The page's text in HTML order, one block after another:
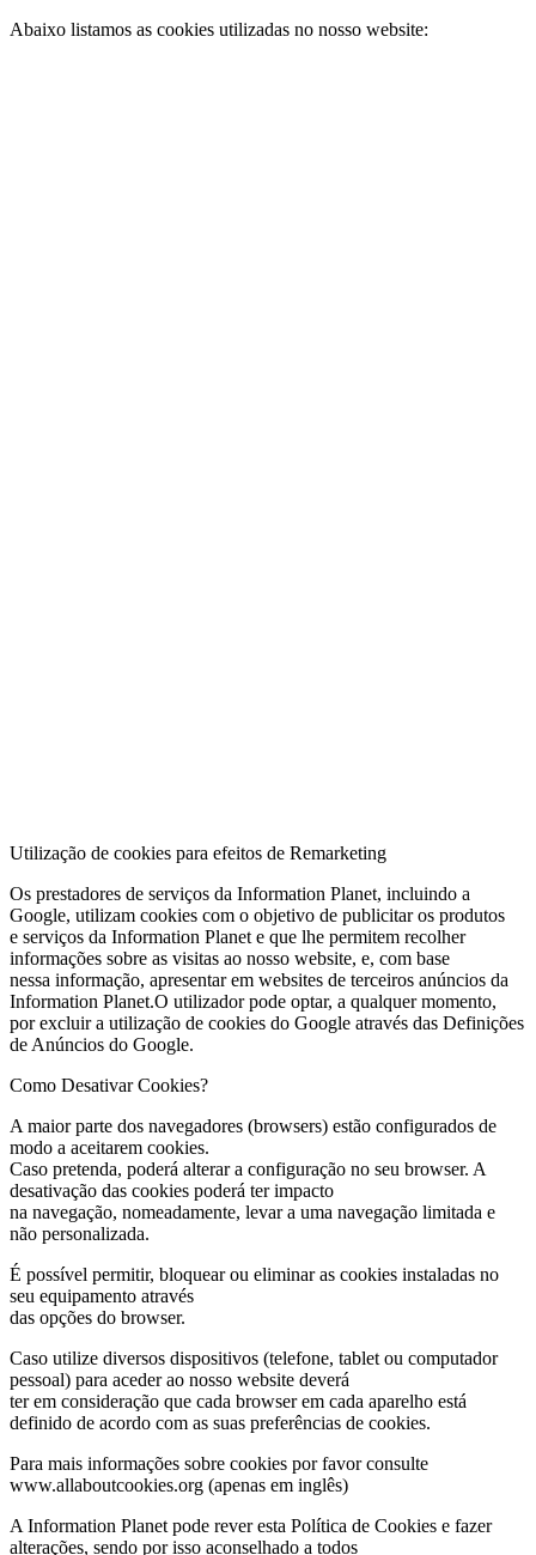
Abaixo listamos as cookies utilizadas no nosso website:
Utilização de cookies para efeitos de Remarketing
Os prestadores de serviços da Information Planet, incluindo a
Google, utilizam cookies com o objetivo de publicitar os produtos
e serviços da Information Planet e que lhe permitem recolher
informações sobre as visitas ao nosso website, e, com base
nessa informação, apresentar em websites de terceiros anúncios da
Information Planet.O utilizador pode optar, a qualquer momento,
por excluir a utilização de cookies do Google através das Definições
de Anúncios do Google.
Como Desativar Cookies?
A maior parte dos navegadores (browsers) estão configurados de
modo a aceitarem cookies.
Caso pretenda, poderá alterar a configuração no seu browser. A
desativação das cookies poderá ter impacto
na navegação, nomeadamente, levar a uma navegação limitada e
não personalizada.
É possível permitir, bloquear ou eliminar as cookies instaladas no
seu equipamento através
das opções do browser.
Caso utilize diversos dispositivos (telefone, tablet ou computador
pessoal) para aceder ao nosso website deverá
ter em consideração que cada browser em cada aparelho está
definido de acordo com as suas preferências de cookies.
Para mais informações sobre cookies por favor consulte
www.allaboutcookies.org (apenas em inglês)
A Information Planet pode rever esta Política de Cookies e fazer
alterações, sendo por isso aconselhado a todos